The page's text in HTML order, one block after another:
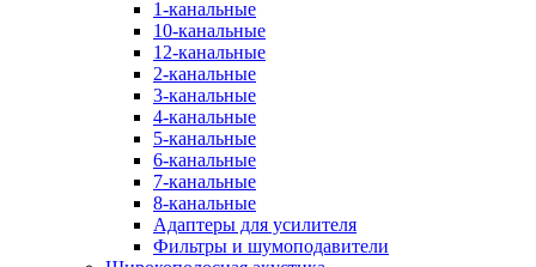
1-канальные
10-канальные
12-канальные
2-канальные
3-канальные
4-канальные
5-канальные
6-канальные
7-канальные
8-канальные
Адаптеры для усилителя
Фильтры и шумоподавители